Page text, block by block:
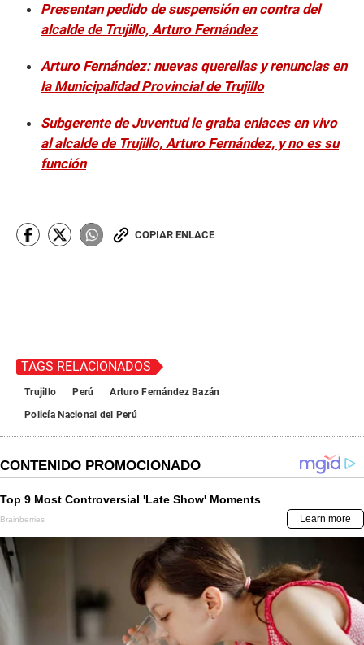
Presentan pedido de suspensión en contra del
alcalde de Trujillo, Arturo Fernández
Arturo Fernández: nuevas querellas y renuncias en
la Municipalidad Provincial de Trujillo
Subgerente de Juventud le graba enlaces en vivo
al alcalde de Trujillo, Arturo Fernández, y no es su
función
COPIAR ENLACE
TAGS RELACIONADOS
Trujillo Perú
Arturo Fernández Bazán
Policía Nacional del Perú